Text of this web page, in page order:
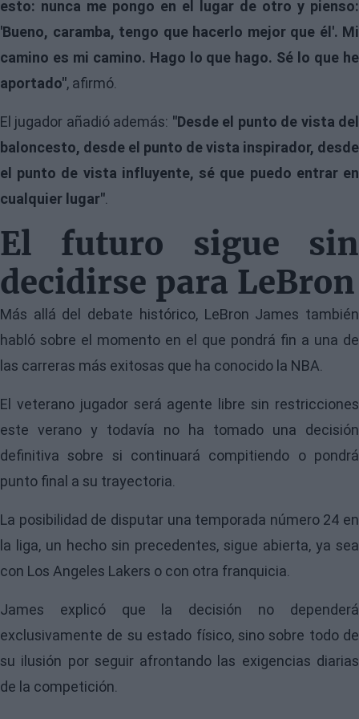
esto: nunca me pongo en el lugar de otro y pienso:
'Bueno, caramba, tengo que hacerlo mejor que él'. Mi
camino es mi camino. Hago lo que hago. Sé lo que he
aportado", afirmó.
El jugador añadió además: "Desde el punto de vista del
baloncesto, desde el punto de vista inspirador, desde
el punto de vista influyente, sé que puedo entrar en
cualquier lugar".
El futuro sigue sin
decidirse para LeBron
Más allá del debate histórico, LeBron James también
habló sobre el momento en el que pondrá fin a una de
las carreras más exitosas que ha conocido la NBA.
El veterano jugador será agente libre sin restricciones
este verano y todavía no ha tomado una decisión
definitiva sobre si continuará compitiendo o pondrá
punto final a su trayectoria.
La posibilidad de disputar una temporada número 24 en
la liga, un hecho sin precedentes, sigue abierta, ya sea
con Los Angeles Lakers o con otra franquicia.
James explicó que la decisión no dependerá
exclusivamente de su estado físico, sino sobre todo de
su ilusión por seguir afrontando las exigencias diarias
de la competición.